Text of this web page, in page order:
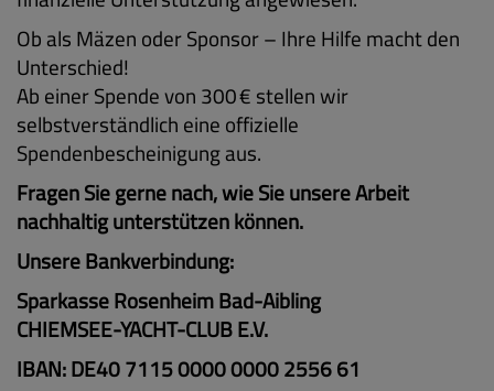
Ob als Mäzen oder Sponsor – Ihre Hilfe macht den
Unterschied!
Ab einer Spende von 300 € stellen wir
selbstverständlich eine offizielle
Spendenbescheinigung aus.
Fragen Sie gerne nach, wie Sie unsere Arbeit
nachhaltig unterstützen können.
Unsere Bankverbindung:
Sparkasse Rosenheim Bad-Aibling
CHIEMSEE-YACHT-CLUB E.V.
IBAN: DE40 7115 0000 0000 2556 61